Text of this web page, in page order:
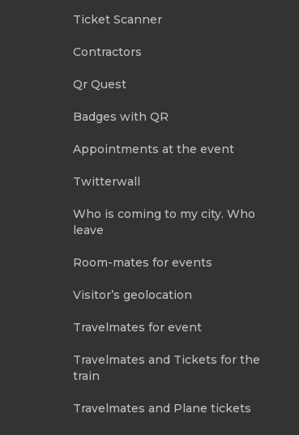
Ticket Scanner
Contractors
Qr Quest
Badges with QR
Appointments at the event
Twitterwall
Who is coming to my city. Who
leave
Room-mates for events
Visitor’s geolocation
Travelmates for event
Travelmates and Tickets for the
train
Travelmates and Plane tickets